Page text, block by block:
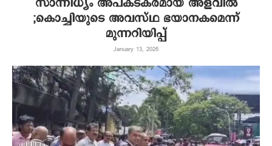
സാന്നിധ്യം അപകടകരമായ അളവിൽ
;കൊച്ചിയുടെ അവസ്ഥ ഭയാനകമെന്ന്
മുന്നറിയിപ്പ്
January 13, 2026